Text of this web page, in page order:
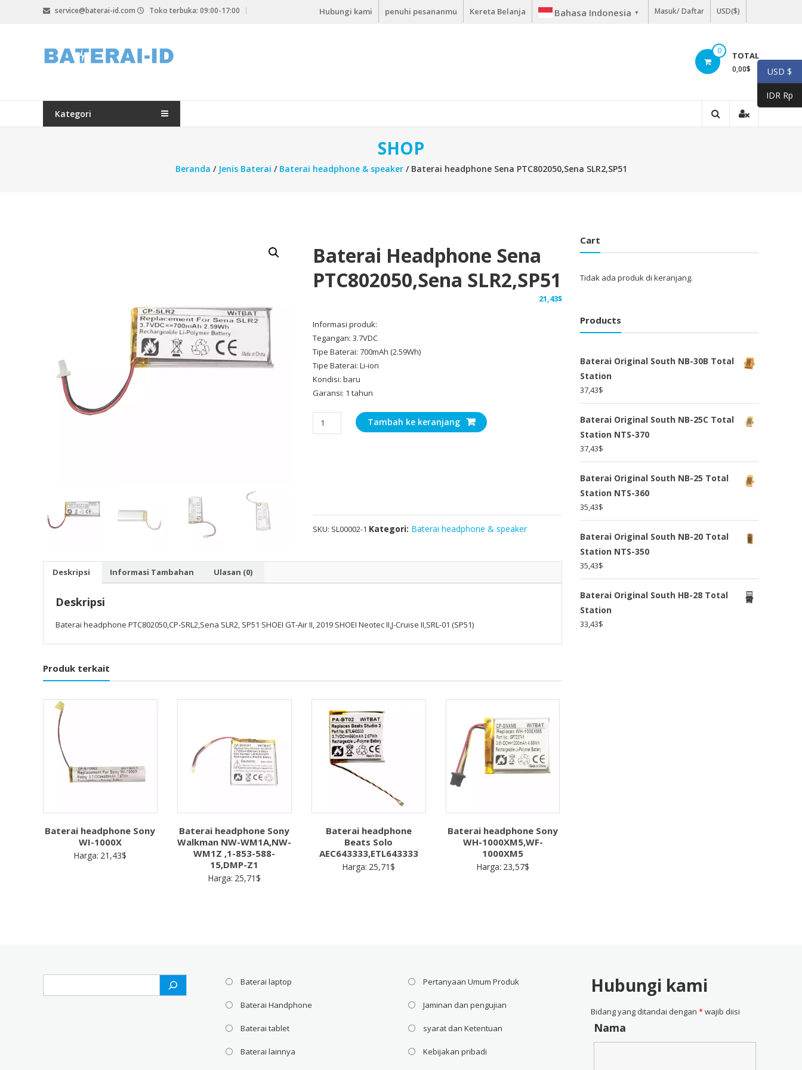
service@baterai-id.com Toko terbuka: 09:00-17:00 Hubungi kami penuhi pesananmu Kereta Belanja Bahasa Indonesia ▼ Masuk/ Daftar USD($)
bateria-
id.com
0 TOTAL
0,00$
Kategori
SHOP
Beranda / Jenis Baterai / Baterai headphone & speaker/ Baterai headphone Sena PTC802050,Sena SLR2,SP51
Baterai Headphone Sena
PTC802050,Sena SLR2,SP51
21,43$
Informasi produk:
Tegangan: 3.7VDC
Tipe Baterai: 700mAh (2.59Wh)
Tipe Baterai: Li-ion
Kondisi: baru
Garansi: 1 tahun
Baterai
Tambah ke keranjang
SKU: SL00002-1 Kategori: Baterai headphone & speaker
Deskripsi Informasi Tambahan Ulasan (0)
Deskripsi
Baterai headphone PTC802050,CP-SRL2,Sena SLR2, SP51 SHOEI GT-Air II, 2019 SHOEI Neotec II,J-Cruise II,SRL-01 (SP51)
Produk terkait
Baterai headphone Sony
WI-1000X
Harga: 21,43$
Baterai headphone Sony
Walkman NW-WM1A,NW-
WM1Z ,1-853-588-
15,DMP-Z1
Harga: 25,71$
Baterai headphone
Beats Solo
AEC643333,ETL643333
Harga: 25,71$
Baterai headphone Sony
WH-1000XM5,WF-
1000XM5
Harga: 23,57$
Cart
Tidak ada produk di keranjang.
Products
Baterai Original South NB-30B Total
Station
37,43$
Baterai Original South NB-25C Total
Station NTS-370
37,43$
Baterai Original South NB-25 Total
Station NTS-360
35,43$
Baterai Original South NB-20 Total
Station NTS-350
35,43$
Baterai Original South HB-28 Total
Station
33,43$
Baterai laptop
Baterai Handphone
Baterai tablet
Baterai lainnya
Pertanyaan Umum Produk
Jaminan dan pengujian
syarat dan Ketentuan
Kebijakan pribadi
Hubungi kami
Bidang yang ditandai dengan*wajib diisi
Nama
USD $
IDR Rp